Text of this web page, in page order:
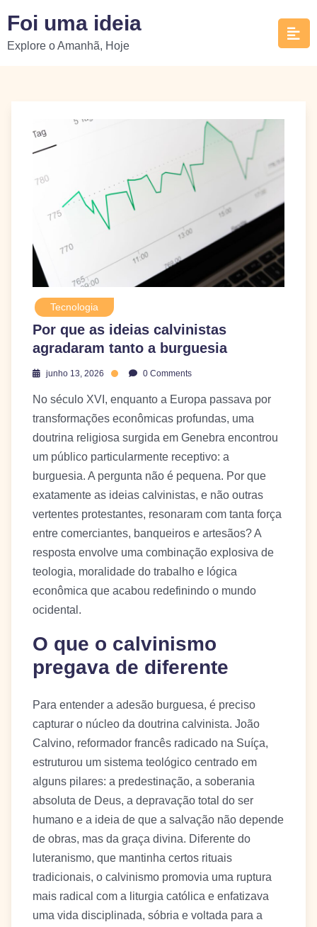
content
Foi uma ideia
Explore o Amanhã, Hoje
Tecnologia
Por que as ideias calvinistas
agradaram tanto a burguesia
junho 13, 2026 0 Comments
No século XVI, enquanto a Europa passava por
transformações econômicas profundas, uma
doutrina religiosa surgida em Genebra encontrou
um público particularmente receptivo: a
burguesia. A pergunta não é pequena. Por que
exatamente as ideias calvinistas, e não outras
vertentes protestantes, resonaram com tanta força
entre comerciantes, banqueiros e artesãos? A
resposta envolve uma combinação explosiva de
teologia, moralidade do trabalho e lógica
econômica que acabou redefinindo o mundo
ocidental.
O que o calvinismo
pregava de diferente
Para entender a adesão burguesa, é preciso
capturar o núcleo da doutrina calvinista. João
Calvino, reformador francês radicado na Suíça,
estruturou um sistema teológico centrado em
alguns pilares: a predestinação, a soberania
absoluta de Deus, a depravação total do ser
humano e a ideia de que a salvação não depende
de obras, mas da graça divina. Diferente do
luteranismo, que mantinha certos rituais
tradicionais, o calvinismo promovia uma ruptura
mais radical com a liturgia católica e enfatizava
uma vida disciplinada, sóbria e voltada para a